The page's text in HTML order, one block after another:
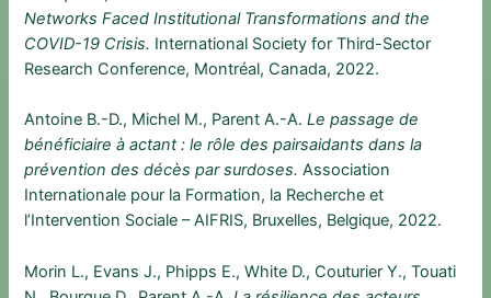
Networks Faced Institutional Transformations and the
COVID-19 Crisis. International Society for Third-Sector
Research Conference, Montréal, Canada, 2022.
Antoine B.-D., Michel M., Parent A.-A.Le passage de
bénéficiaire à actant : le rôle des pairsaidants dans la
prévention des décès par surdoses.Association
Internationale pour la Formation, la Recherche et
l’Intervention Sociale – AIFRIS, Bruxelles, Belgique, 2022.
Morin L., Evans J., Phipps E., White D., Couturier Y., Touati